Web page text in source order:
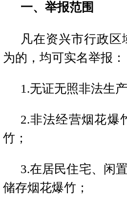
一、举报范围
凡在资兴市行政
为的，均可实名举报：
1.无证无照非法生
2.非法经营烟花爆
竹；
3.在居民住宅、闲
储存烟花爆竹；